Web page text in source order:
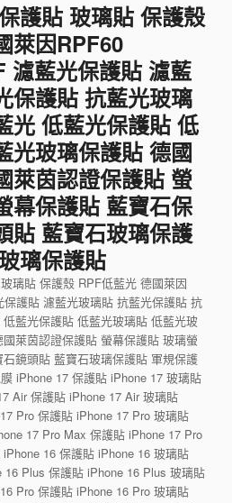
護貼 玻璃貼 保護殼
萊因RPF60
濾藍光保護貼 濾藍
保護貼 抗藍光玻璃
光 低藍光保護貼 低
光玻璃保護貼 德國
萊茵認證保護貼 螢
幕保護貼 藍寶石保
貼 藍寶石玻璃保護
璃保護貼
璃貼 保護殼 RPF低藍光 德國萊因
護貼 濾藍光玻璃貼 抗藍光保護貼 抗
藍光保護貼 低藍光玻璃貼 低藍光玻
萊茵認證保護貼 螢幕保護貼 玻璃螢
鏡頭貼 藍寶石玻璃保護貼 軍規保護
iPhone 17 保護貼 iPhone 17 玻璃貼
Air 保護貼 iPhone 17 Air 玻璃貼
Pro 保護貼 iPhone 17 Pro 玻璃貼
17 Pro Max 保護貼 iPhone 17 Pro
16 保護貼 iPhone 16 玻璃貼
Plus 保護貼 iPhone 16 Plus 玻璃貼
Pro 保護貼 iPhone 16 Pro 玻璃貼